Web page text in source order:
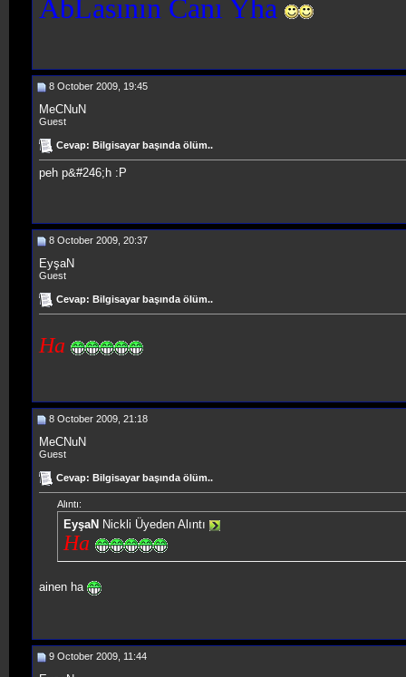
AbLasının Canı Yha
8 October 2009, 19:45
MeCNuN
Guest
Cevap: Bilgisayar başında ölüm..
peh p&#246;h :P
8 October 2009, 20:37
EyşaN
Guest
Cevap: Bilgisayar başında ölüm..
Ha
8 October 2009, 21:18
MeCNuN
Guest
Cevap: Bilgisayar başında ölüm..
Alıntı:
EyşaN Nickli Üyeden Alıntı
Ha
ainen ha
9 October 2009, 11:44